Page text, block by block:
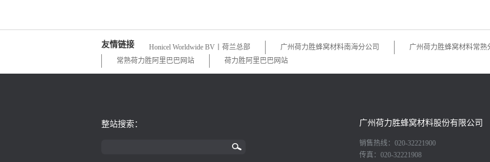
友情链接 Honicel Worldwide BV丨荷兰总部 广州荷力胜蜂窝材料南海分公司 广州荷力胜蜂窝材料常熟
常熟荷力胜阿里巴巴网站
荷力胜阿里巴巴网站
整站搜索： 广州荷力胜蜂窝材料股份有限公司
销售热线：020-32221900
传真：020-32221908